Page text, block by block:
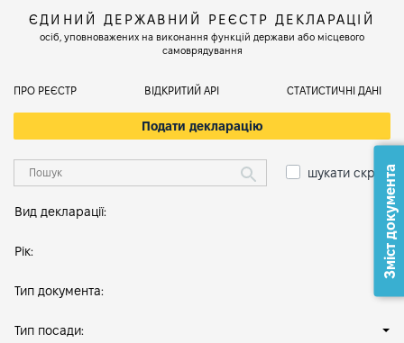
ЄДИНИЙ ДЕРЖАВНИЙ РЕЄСТР ДЕКЛАРАЦІЙ
осіб, уповноважених на виконання функцій держави або місцевого
самоврядування
ПРО РЕЄСТР ВІДКРИТИЙ АРІ СТАТИСТИЧНІ ДАНІ
Подати декларацію
шукати скрізь
Вид декларації:
Рік:
Тип документа:
Тип посади:
Зміст документа